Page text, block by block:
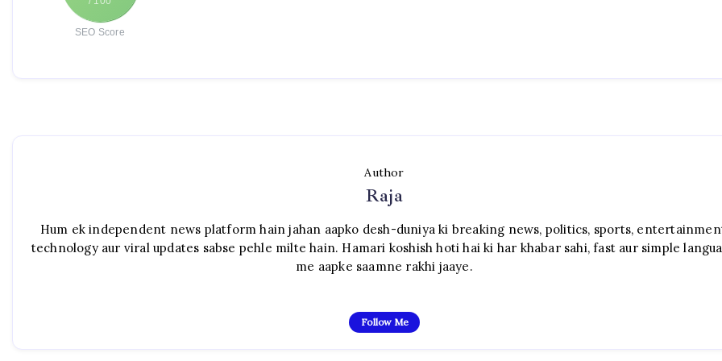
SEO Score
Author
Raja
Hum ek independent news platform hain jahan aapko desh-duniya ki breaking news, politics, sports,
technology aur viral updates sabse pehle milte hain. Hamari koshish hoti hai ki har khabar sahi, fast aur simple
me aapke saamne rakhi jaaye.
Follow Me